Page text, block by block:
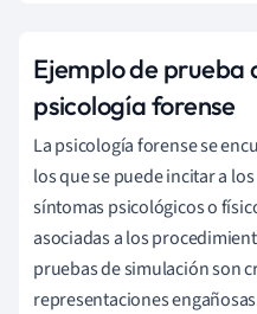
Ejemplo de prueba
psicología forense
La psicología forense se
los que se puede incitar a
síntomas psicológicos o
asociadas a los
pruebas de simulación son
representaciones